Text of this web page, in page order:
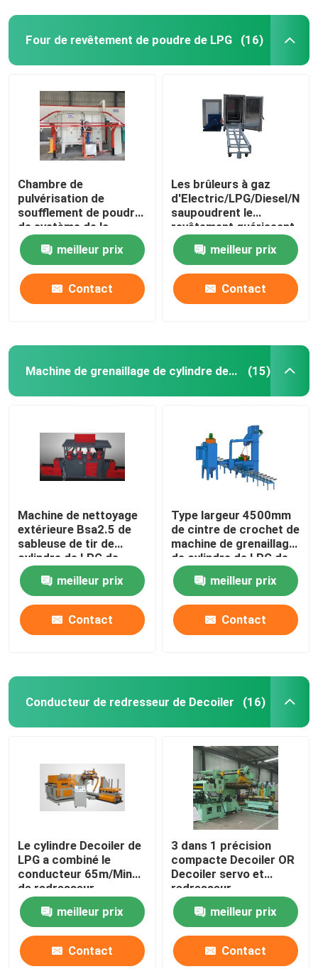
Four de revêtement de poudre de LPG (16)
Chambre de
pulvérisation de
soufflement de poudre
de système de la
poussière 380V/50HZ
accrochant donnant le
mode
meilleur prix
Contact
Les brûleurs à gaz
d'Electric/LPG/Diesel/
saupoudrent le
revêtement guérissant
Oven For Metal Coating
meilleur prix
Contact
Machine de grenaillage de cylindre de LPG (15)
Machine de nettoyage
extérieure Bsa2.5 de
sableuse de tir de
cylindre de LPG de
dérouillage
meilleur prix
Contact
Type largeur 4500mm
de cintre de crochet de
machine de grenaillage
de cylindre de LPG de
sableuse
meilleur prix
Contact
Conducteur de redresseur de Decoiler (16)
Le cylindre Decoiler de
LPG a combiné le
conducteur 65m/Min
de redresseur
meilleur prix
Contact
3 dans 1 précision
compacte Decoiler OR
Decoiler servo et
redresseur
meilleur prix
Contact